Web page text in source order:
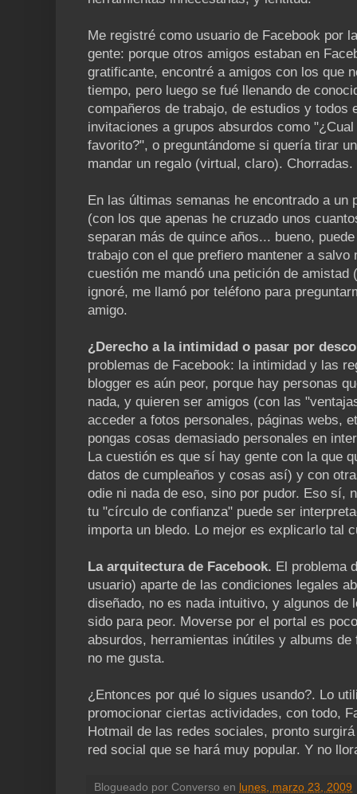
Me registré como usuario de Facebook por
gente: porque otros amigos estaban en
gratificante, encontré a amigos con los que
tiempo, pero luego se fué llenando de
compañeros de trabajo, de estudios y todos
invitaciones a grupos absurdos como
favorito?", o preguntándome si quería tirar
mandar un regalo (virtual, claro). Chorradas.
En las últimas semanas he encontrado a un
(con los que apenas he cruzado unos
separan más de quince años... bueno,
trabajo con el que prefiero mantener a salvo
cuestión me mandó una petición de
ignoré, me llamó por teléfono para
amigo.
¿Derecho a la intimidad o pasar por
problemas de Facebook: la intimidad y las
blogger es aún peor, porque hay personas
nada, y quieren ser amigos (con las
acceder a fotos personales, páginas webs,
pongas cosas demasiado personales en
La cuestión es que sí hay gente con la que
datos de cumpleaños y cosas así) y con
odie ni nada de eso, sino por pudor. Eso sí,
tu "círculo de confianza" puede ser
importa un bledo. Lo mejor es explicarlo tal
La arquitectura de Facebook. El problema
usuario) aparte de las condiciones legales
diseñado, no es nada intuitivo, y algunos de
sido para peor. Moverse por el portal es
absurdos, herramientas inútiles y albums
no me gusta.
¿Entonces por qué lo sigues usando?. Lo
promocionar ciertas actividades, con todo,
Hotmail de las redes sociales, pronto
red social que se hará muy popular. Y no
Blogueado por Converso en lunes, marzo 23, 2009